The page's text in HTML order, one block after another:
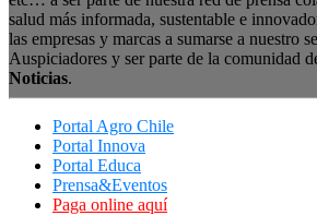
salud más informada, sustentable e
las empresas y marcas a sumarse a nuestro
Auspiciadores y ser parte de la comunidad
Noticias.
Portal Agro Chile
Portal Innova
Portal Educa
Prensa&Eventos
Paga online aquí